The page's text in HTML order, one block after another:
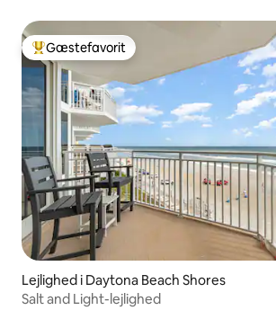
Bedste gæstefavorit
Gæstefavorit
Lejlighed i Daytona Beach Shores
Salt and Light-lejlighed